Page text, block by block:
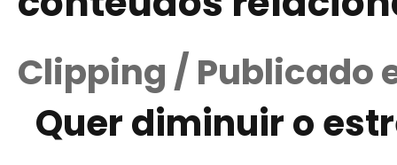
Clipping / Publicado
Quer diminuir o